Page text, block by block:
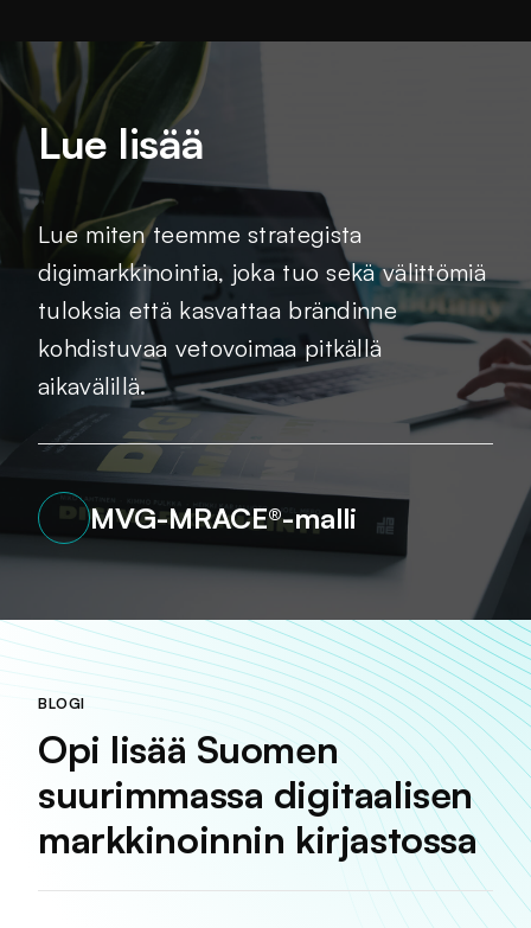
Lue lisää
Lue miten teemme strategista
digimarkkinointia, joka tuo sekä välittömiä
tuloksia että kasvattaa brändinne
kohdistuvaa vetovoimaa pitkällä
aikavälillä.
MVG-MRACE®-malli
BLOGI
Opi lisää Suomen
suurimmassa digitaalisen
markkinoinnin kirjastossa